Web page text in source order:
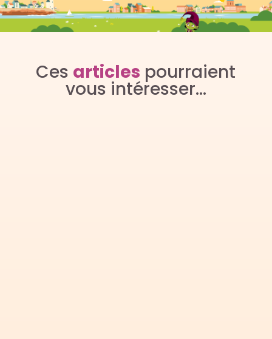
Ces articles pourraient
vous intéresser…